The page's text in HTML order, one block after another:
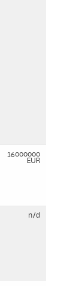
36000000
EUR
n/d